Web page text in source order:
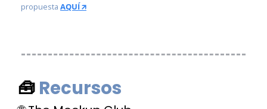
propuesta AQUÍ 🡭
🧰 Recursos